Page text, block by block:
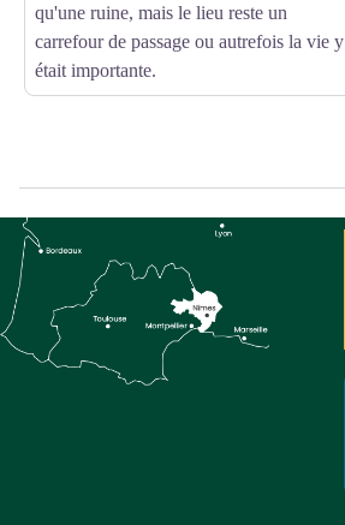
qu'une ruine, mais le lieu reste un
carrefour de passage ou autrefois la vie y
était importante.